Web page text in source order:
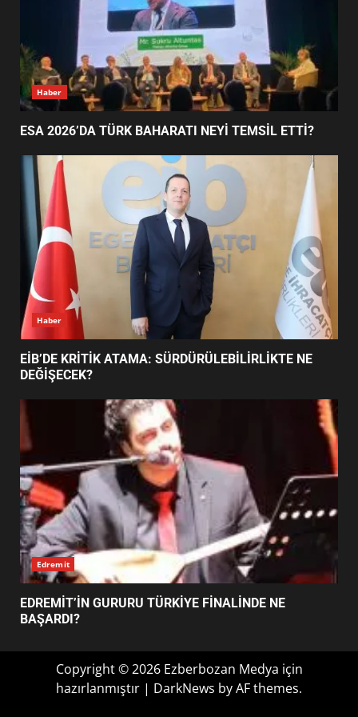
4
EDREMİT’İN GURURU TÜRKİYE
FİNALİNDE NE BAŞARDI?
5
UZATILDI: NE DEĞİŞTİ?
6
BURHANİYE SATRANÇ
TURNUVASI KAYITLARI NEYİ
DEĞİŞTİRİYOR?
BURHANİYE BELEDİYESPOR’DA
YENİ YÖNETİM NASIL
Haber
ESA 2026’DA TÜRK BAHARATI NEYİ TEMSİL ETTİ?
Haber
EİB’DE KRİTİK ATAMA: SÜRDÜRÜLEBİLİRLİKTE NE
DEĞİŞECEK?
Edremit
EDREMİT’İN GURURU TÜRKİYE FİNALİNDE NE
BAŞARDI?
Copyright © 2026 Ezberbozan Medya için
hazırlanmıştır | DarkNews by AF themes.